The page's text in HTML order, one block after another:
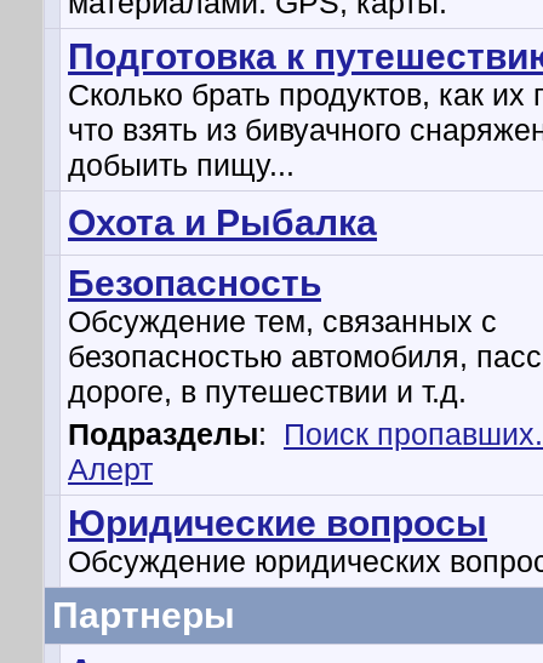
Подготовка к
Сколько брать продуктов, как их
что взять из бивуачного
добыить пищу...
Охота и Рыбалка
Безопасность
Обсуждение тем, связанных с
безопасностью автомобиля,
дороге, в путешествии и т.д.
Подразделы:
Поиск
Алерт
Юридические вопросы
Обсуждение юридических
Партнеры